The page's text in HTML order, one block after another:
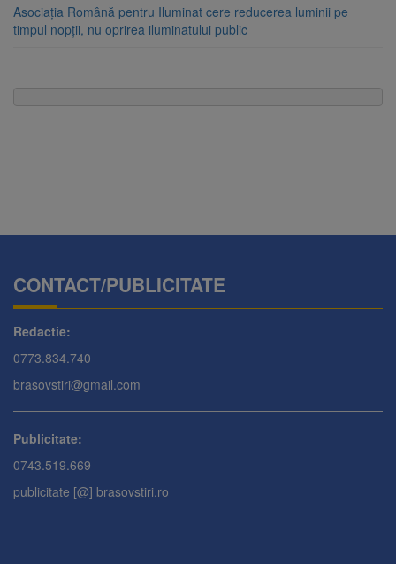
Asociația Română pentru Iluminat cere reducerea luminii pe
timpul nopții, nu oprirea iluminatului public
CONTACT/PUBLICITATE
Redactie:
0773.834.740
brasovstiri@gmail.com
Publicitate:
0743.519.669
publicitate [@] brasovstiri.ro